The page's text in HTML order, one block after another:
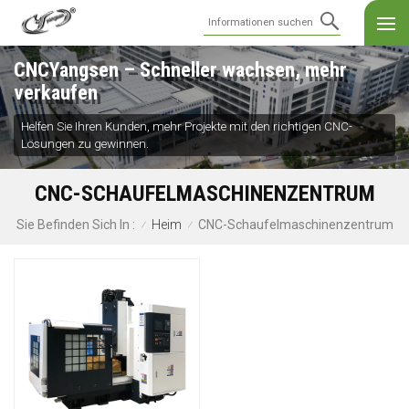
CNCYangsen – Schneller wachsen, mehr
verkaufen
Helfen Sie Ihren Kunden, mehr Projekte mit den richtigen CNC-
Lösungen zu gewinnen.
CNC-SCHAUFELMASCHINENZENTRUM
Sie Befinden Sich In : / Heim / CNC-Schaufelmaschinenzentrum